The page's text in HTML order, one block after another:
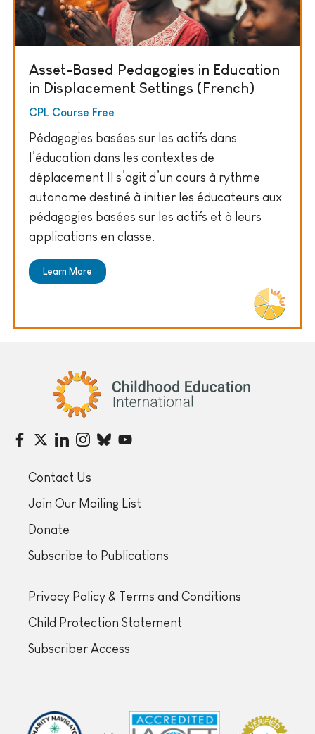
Asset-Based Pedagogies in Education
in Displacement Settings (French)
CPL Course Free
Pédagogies basées sur les actifs dans
l’éducation dans les contextes de
déplacement Il s’agit d’un cours à rythme
autonome destiné à initier les éducateurs aux
pédagogies basées sur les actifs et à leurs
applications en classe.
Learn More
Childhood Education International
Contact Us
Join Our Mailing List
Donate
Subscribe to Publications
Privacy Policy & Terms and Conditions
Child Protection Statement
Subscriber Access